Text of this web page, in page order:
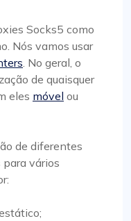
Socks5 como
Nós vamos usar
. No geral, o
de quaisquer
eles móvel ou
de diferentes
vários